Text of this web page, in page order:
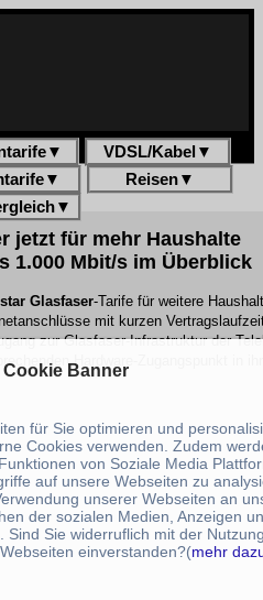
▼ VDSL/Kabel ▼
▼ Reisen▼
▼
jetzt für mehr Haushalte
1.000 Mbit/s im Überblick
Glasfaser-Tarife für weitere
mit kurzen
zur Glasfaser-Infrastruktur der
Hardware-Zugangspunkt in
Cookie Banner
für Sie optimieren und
Cookies verwenden. Zudem
von Soziale Media
auf unsere Webseiten zu
unserer Webseiten an
der sozialen Medien, Anzeigen
Sind Sie widerruflich mit der
einverstanden?(mehr